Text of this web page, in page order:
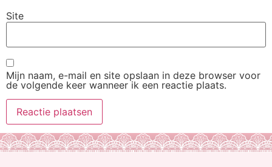
Site
Mijn naam, e-mail en site opslaan in deze browser voor
de volgende keer wanneer ik een reactie plaats.